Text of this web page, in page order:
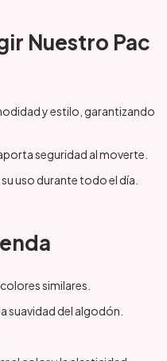
Nuestro Pac
y estilo, garantizando
seguridad al moverte.
uso durante todo el día.
similares.
suavidad del algodón.